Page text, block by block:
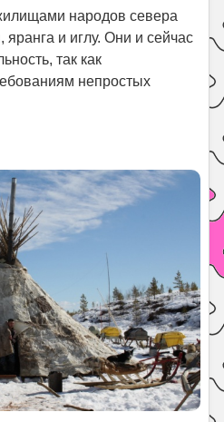
народов севера
яранга и иглу. Они и сейчас
так как
непростых